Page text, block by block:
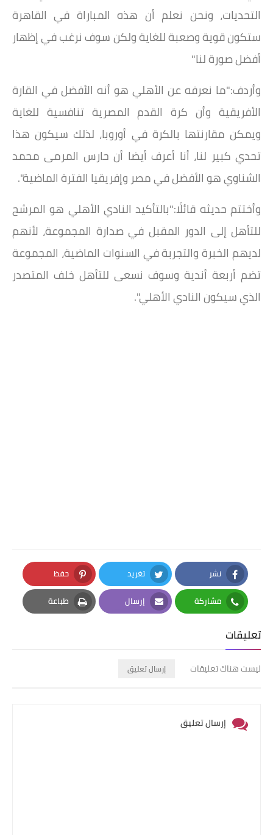
التحديات، ونحن نعلم أن هذه المباراة في القاهرة
ستكون قوية وصعبة للغاية ولكن سوف نرغب في إظهار
أفضل صورة لنا"
وأردف:"ما نعرفه عن الأهلي هو أنه الأفضل في القارة
الأفريقية وأن كرة القدم المصرية تنافسية للغاية
ويمكن مقارنتها بالكرة في أوروبا، لذلك سيكون هذا
تحدي كبير لنا، أنا أعرف أيضا أن حارس المرمى محمد
الشناوي هو الأفضل في مصر وإفريقيا الفترة الماضية".
وأختتم حديثه قائلًا:"بالتأكيد النادي الأهلي هو المرشح
للتأهل إلى الدور المقبل في صدارة المجموعة، لأنهم
لديهم الخبرة والتجربة في السنوات الماضية، المجموعة
تضم أربعة أندية وسوف نسعى للتأهل خلف المتصدر
الذي سيكون النادي الأهلي".
نشر
Facebook
تغريد
Twitter
حفظ
Pinterest
مشاركة
Whatsapp
إرسال
Email
طباعة
Print
تعليقات
ليست هناك تعليقات إرسال تعليق
إرسال تعليق